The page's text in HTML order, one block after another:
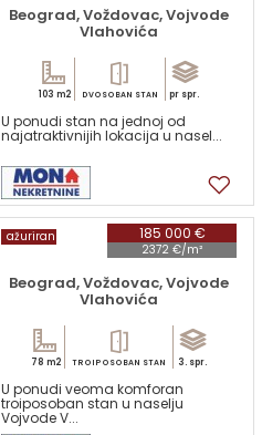
Beograd, Voždovac, Vojvode
Vlahovića
103 m2 DVOSOBAN STAN pr spr.
U ponudi stan na jednoj od
najatraktivnijih lokacija u nasel...
185 000 €
2372 €/m²
ažuriran
Beograd, Voždovac, Vojvode
Vlahovića
78 m2 TROIPOSOBAN STAN 3. spr.
U ponudi veoma komforan
troiposoban stan u naselju
Vojvode V...